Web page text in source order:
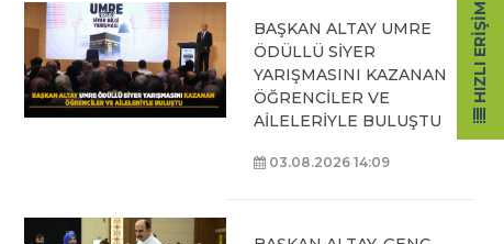
BAŞKAN ALTAY UMRE
ÖDÜLLÜ SİYER
YARIŞMASINI KAZANAN
ÖĞRENCİLER VE
AİLELERİYLE BULUŞTU
03.08.2026 14:09
HIZLI ERIŞIM